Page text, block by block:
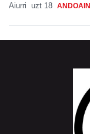
Aiurri uzt 18 ANDOAIN